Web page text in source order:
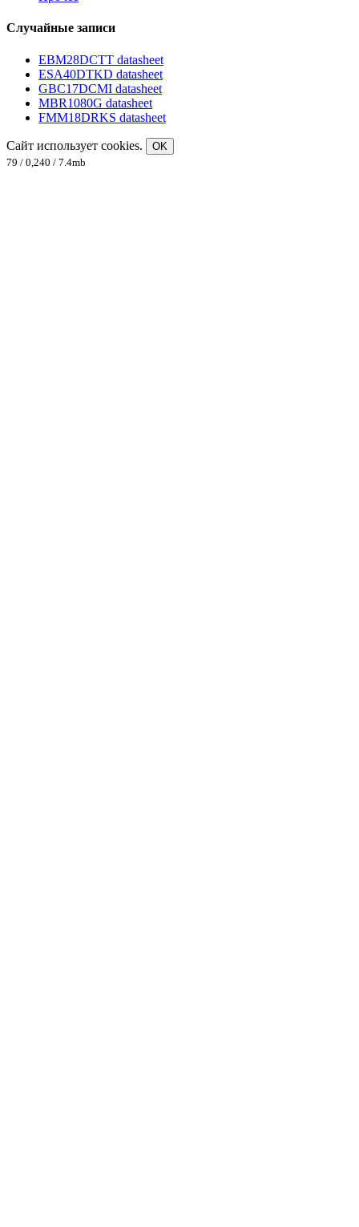
Случайные записи
EBM28DCTT datasheet
ESA40DTKD datasheet
GBC17DCMI datasheet
MBR1080G datasheet
FMM18DRKS datasheet
Сайт использует cookies.
OK
79 / 0,240 / 7.4mb